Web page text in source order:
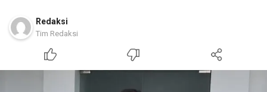
Redaksi
Tim Redaksi